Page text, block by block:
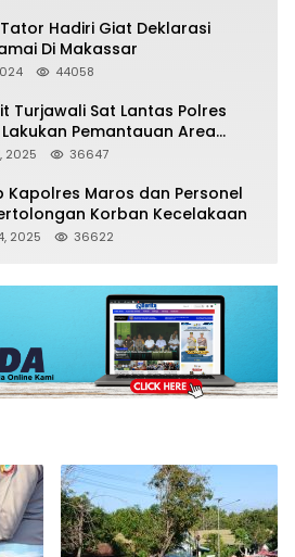
Hadiri Giat Deklarasi
Di Makassar
44058
Turjawali Sat Lantas Polres
Pemantauan Area
2025 36647
Kapolres Maros dan Personel
Korban Kecelakaan
2025 36622